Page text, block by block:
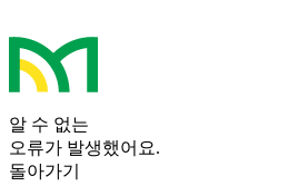
알 수 없는
오류가 발생했어요.
돌아가기